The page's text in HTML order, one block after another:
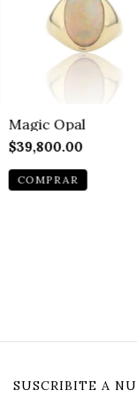
Magic Opal
$39,800.00
SUSCRIBITE A